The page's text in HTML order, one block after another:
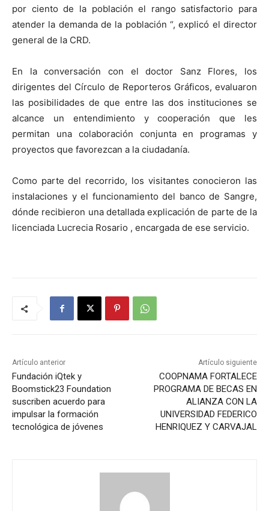
por ciento de la población el rango satisfactorio para
atender la demanda de la población “, explicó el director
general de la CRD.
En la conversación con el doctor Sanz Flores, los
dirigentes del Círculo de Reporteros Gráficos, evaluaron
las posibilidades de que entre las dos instituciones se
alcance un entendimiento y cooperación que les
permitan una colaboración conjunta en programas y
proyectos que favorezcan a la ciudadanía.
Como parte del recorrido, los visitantes conocieron las
instalaciones y el funcionamiento del banco de Sangre,
dónde recibieron una detallada explicación de parte de la
licenciada Lucrecia Rosario , encargada de ese servicio.
Artículo anterior
Fundación iQtek y
Boomstick23 Foundation
suscriben acuerdo para
impulsar la formación
tecnológica de jóvenes
Artículo siguiente
COOPNAMA FORTALECE
PROGRAMA DE BECAS EN
ALIANZA CON LA
UNIVERSIDAD FEDERICO
HENRIQUEZ Y CARVAJAL